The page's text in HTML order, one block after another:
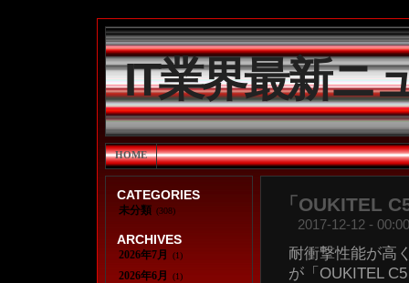
IT業界最新ニ
HOME
「OUKITEL
2017-12-12 -
耐衝撃性能が高
が「OUKITEL
CATEGORIES
未分類 (308)
ARCHIVES
2026年7月 (1)
2026年6月 (1)